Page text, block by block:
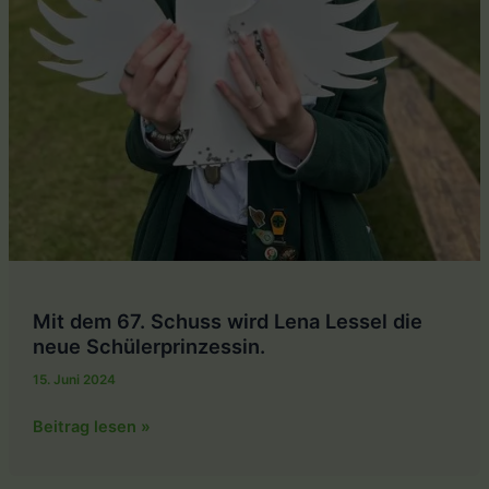
Mit dem 67. Schuss wird Lena Lessel die
neue Schülerprinzessin.
15. Juni 2024
Mit
Beitrag lesen »